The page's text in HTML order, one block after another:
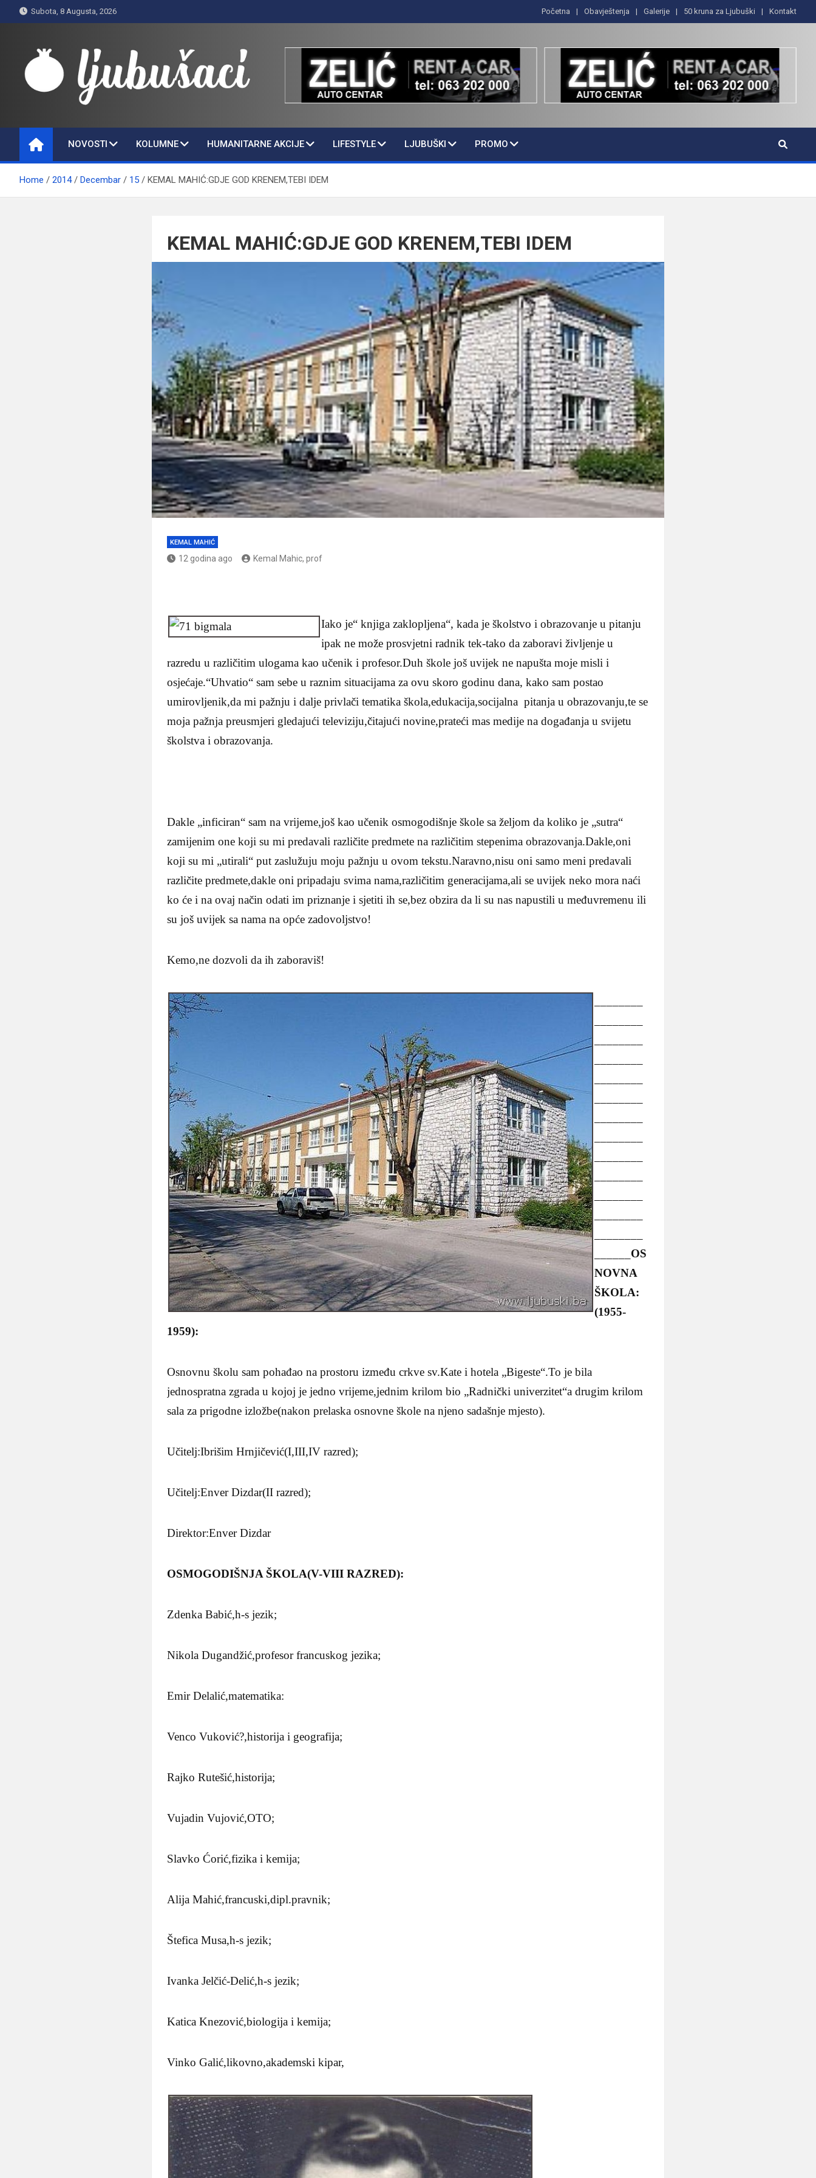
to
Subota, 8 Augusta, 2026 Početna Obavještenja Galerije 50 kruna za Ljubuški Kontakt
Ljubušaci
NOVOSTI KOLUMNE HUMANITARNE AKCIJE LIFESTYLE LJUBUŠKI PROMO
Home 2014 Decembar 15 KEMAL MAHIĆ:GDJE GOD KRENEM,TEBI IDEM
KEMAL MAHIĆ:GDJE GOD KRENEM,TEBI IDEM
KEMAL MAHIĆ
12 godina ago Kemal Mahic, prof
Iako je“ knjiga zaklopljena“, kada je školstvo i obrazovanje u pitanju
ipak ne može prosvjetni radnik tek-tako da zaboravi življenje u
razredu u različitim ulogama kao učenik i profesor.Duh škole još uvijek ne napušta moje misli i
osjećaje.“Uhvatio“ sam sebe u raznim situacijama za ovu skoro godinu dana, kako sam postao
umirovljenik,da mi pažnju i dalje privlači tematika škola,edukacija,socijalna pitanja u obrazovanju,te se
moja pažnja preusmjeri gledajući televiziju,čitajući novine,prateći mas medije na događanja u svijetu
školstva i obrazovanja.
Dakle „inficiran“ sam na vrijeme,još kao učenik osmogodišnje škole sa željom da koliko je „sutra“
zamijenim one koji su mi predavali različite predmete na različitim stepenima obrazovanja.Dakle,oni
koji su mi „utirali“ put zaslužuju moju pažnju u ovom tekstu.Naravno,nisu oni samo meni predavali
različite predmete,dakle oni pripadaju svima nama,različitim generacijama,ali se uvijek neko mora naći
ko će i na ovaj način odati im priznanje i sjetiti ih se,bez obzira da li su nas napustili u međuvremenu ili
su još uvijek sa nama na opće zadovoljstvo!
Kemo,ne dozvoli da ih zaboraviš!
OS
NOVNA
ŠKOLA:
(1955-
1959):
Osnovnu školu sam pohađao na prostoru između crkve sv.Kate i hotela „Bigeste“.To je bila
jednospratna zgrada u kojoj je jedno vrijeme,jednim krilom bio „Radnički univerzitet“a drugim krilom
sala za prigodne izložbe(nakon prelaska osnovne škole na njeno sadašnje mjesto).
Učitelj:Ibrišim Hrnjičević(I,III,IV razred);
Učitelj:Enver Dizdar(II razred);
Direktor:Enver Dizdar
OSMOGODIŠNJA ŠKOLA(V-VIII RAZRED):
Zdenka Babić,h-s jezik;
Nikola Dugandžić,profesor francuskog jezika;
Emir Delalić,matematika:
Venco Vuković?,historija i geografija;
Rajko Rutešić,historija;
Vujadin Vujović,OTO;
Slavko Ćorić,fizika i kemija;
Alija Mahić,francuski,dipl.pravnik;
Štefica Musa,h-s jezik;
Ivanka Jelčić-Delić,h-s jezik;
Katica Knezović,biologija i kemija;
Vinko Galić,likovno,akademski kipar,